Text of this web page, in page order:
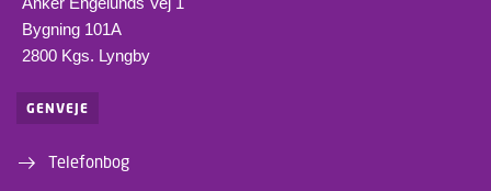
Bygning 101A
2800 Kgs. Lyngby
GENVEJE
Telefonbog